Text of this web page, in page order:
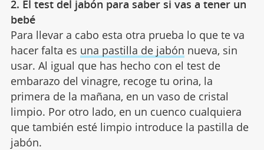
2. El test del jabón para saber si vas a tener un
bebé
Para llevar a cabo esta otra prueba lo que te va
hacer falta es una pastilla de jabón nueva, sin
usar. Al igual que has hecho con el test de
embarazo del vinagre, recoge tu orina, la
primera de la mañana, en un vaso de cristal
limpio. Por otro lado, en un cuenco cualquiera
que también esté limpio introduce la pastilla de
jabón.